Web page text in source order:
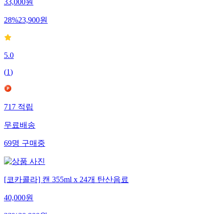
33,000원
28%23,900원
5.0
(1)
717적립
무료배송
69명구매중
[코카콜라] 캔 355ml x 24개 탄산음료
40,000원